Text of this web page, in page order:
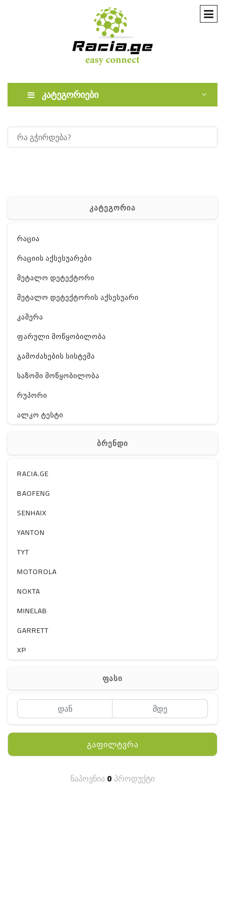
კატეგორიები
კატეგორია
რაცია
რაციის აქსესუარები
მეტალო დეტექტორი
მეტალო დეტექტორის აქსესუარი
კამერა
ფარული მოწყობილობა
გამოძახების სისტემა
საზომი მოწყობილობა
რუპორი
ალკო ტესტი
ელ. მოწყობილობები
მაგნიტი
სხვა
ბრენდი
RACIA.GE
BAOFENG
SENHAIX
YANTON
TYT
MOTOROLA
NOKTA
MINELAB
GARRETT
XP
QYT
ფასი
გაფილტვრა
ნაპოვნია0 პროდუქტი